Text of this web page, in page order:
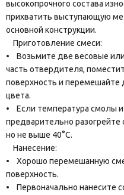
высокопрочного состава
прихватить выступающую
основной конструкции.
Приготовление смеси:
• Возьмите две весовые
часть отвердителя,
поверхность и перемешайте
цвета.
• Если температура смолы
предварительно
но не выше 40°C.
Нанесение:
• Хорошо перемешанную
поверхность.
• Первоначально нанесите